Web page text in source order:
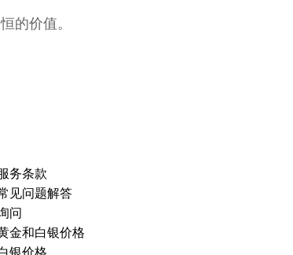
的价值。
务条款
见问题解答
问
金和白银价格